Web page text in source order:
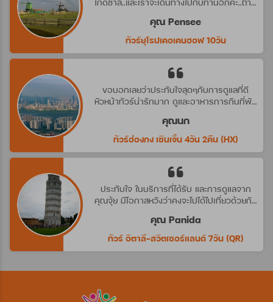
คุณ Pensee
ทัวร์ยุโรปเคอเคนฮอฟ 10วัน
ขอบอกเลยว่าประทับใจสุดๆกับการดูแลที่ดี
หัวหน้าทัวร์น่ารักมาก ดูและอาหารการกินที่พัก
บริษัทนี้อีกค่ะ
คุณนก
ทัวร์ฮ่องกง เซินเจิ้น 4วัน 2คืน (HX)
ประทับใจ ในบริการที่ได้รับ และการดูแลจาก
คุณจุ้ย มีโอกาสหวังว่าคงจะไปได้ไปเที่ยวด้วยกัน
คุณ Panida
ทัวร์ อิตาลี-สวิตเซอร์แลนด์ 7วัน (QR)